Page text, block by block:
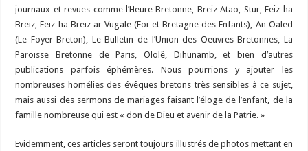
journaux et revues comme l’Heure Bretonne, Breiz Atao, Stur, Feiz ha
Breiz, Feiz ha Breiz ar Vugale (Foi et Bretagne des Enfants), An Oaled
(Le Foyer Breton), Le Bulletin de l’Union des Oeuvres Bretonnes, La
Paroisse Bretonne de Paris, Ololê, Dihunamb, et bien d’autres
publications parfois éphémères. Nous pourrions y ajouter les
nombreuses homélies des évêques bretons très sensibles à ce sujet,
mais aussi des sermons de mariages faisant l’éloge de l’enfant, de la
famille nombreuse qui est « don de Dieu et avenir de la Patrie. »
Evidemment, ces articles seront toujours illustrés de photos mettant en